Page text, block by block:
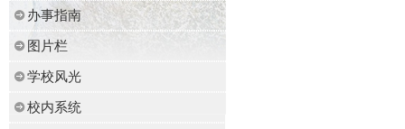
办事指南
图片栏
学校风光
校内系统